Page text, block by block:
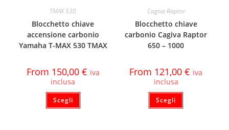
TMAX 530
Blocchetto chiave
accensione carbonio
Yamaha T-MAX 530 TMAX
From 150,00 € iva
inclusa
Scegli
Cagiva Raptor
Blocchetto chiave
carbonio Cagiva Raptor
650 – 1000
From 121,00€ iva
inclusa
Scegli